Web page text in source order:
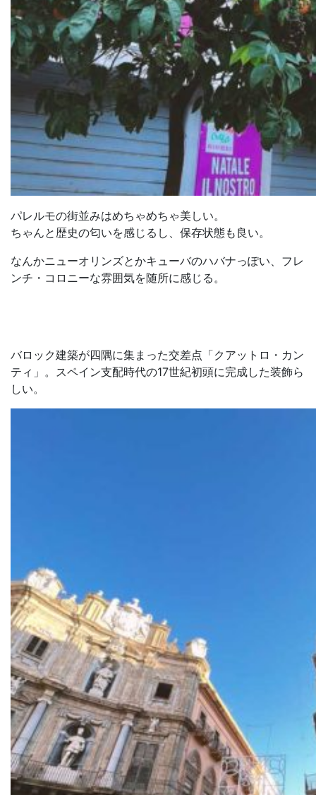
パレルモの街並みはめちゃめちゃ美しい。
ちゃんと歴史の匂いを感じるし、保存状態も良い。
なんかニューオリンズとかキューバのハバナっぽい、フレ
ンチ・コロニーな雰囲気を随所に感じる。
バロック建築が四隅に集まった交差点「クアットロ・カン
ティ」。スペイン支配時代の17世紀初頭に完成した装飾ら
しい。